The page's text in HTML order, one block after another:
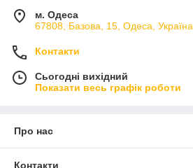
м. Одеса
67808, Базова, 15, Одеса, Україна
Контакти
Сьогодні вихідний
Показати весь графік роботи
Про нас
Контакти